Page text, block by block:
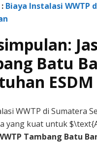
Biaya Instalasi WWTP
Batu
ESDM
WWTP di Sumatera
yang kuat untuk
Tambang Batu